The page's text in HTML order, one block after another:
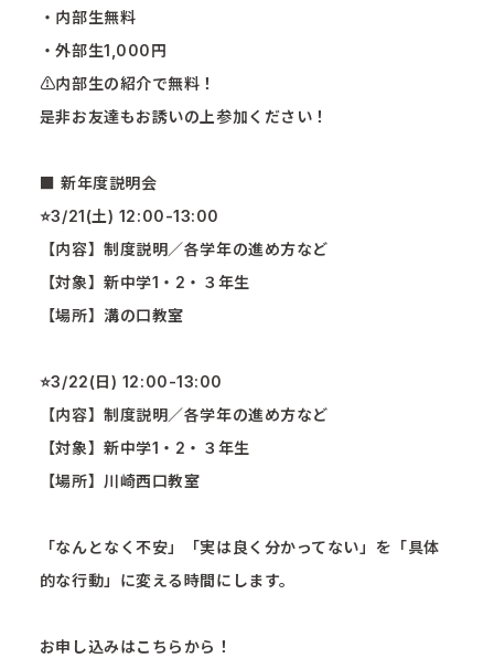
・内部生無料
・外部生1,000円
⚠️内部生の紹介で無料！
是非お友達もお誘いの上参加ください！
■ 新年度説明会
⭐️3/21(土) 12:00-13:00
【内容】制度説明／各学年の進め方など
【対象】新中学1・2・３年生
【場所】溝の口教室
⭐️3/22(日) 12:00-13:00
【内容】制度説明／各学年の進め方など
【対象】新中学1・2・３年生
【場所】川崎西口教室
「なんとなく不安」「実は良く分かってない」を「具体
的な行動」に変える時間にします。
お申し込みはこちらから！